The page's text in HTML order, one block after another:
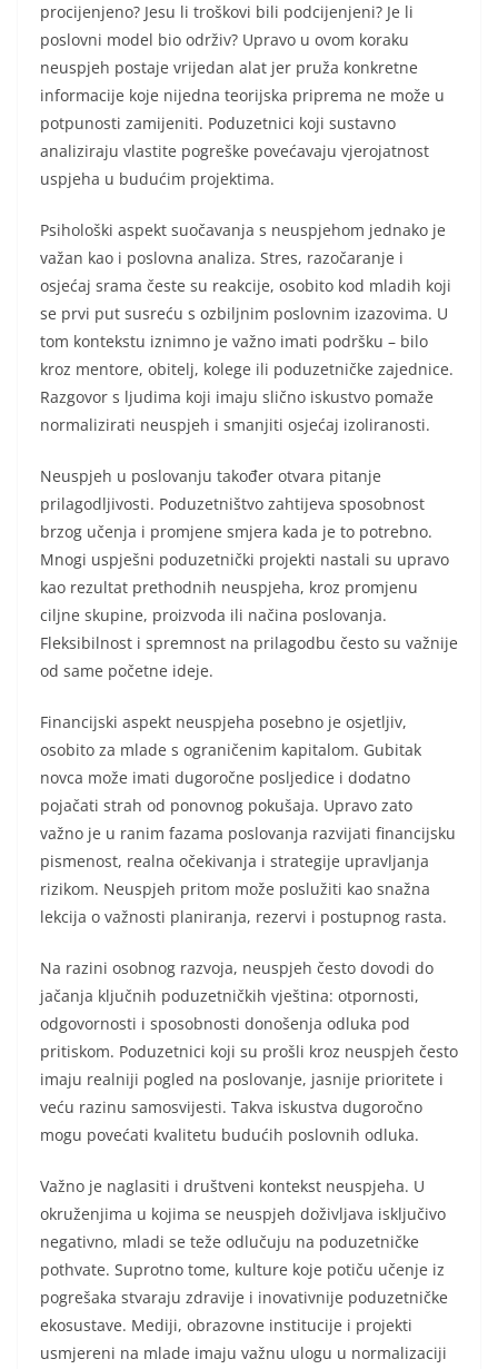
procijenjeno? Jesu li troškovi bili podcijenjeni? Je li
poslovni model bio održiv? Upravo u ovom koraku
neuspjeh postaje vrijedan alat jer pruža konkretne
informacije koje nijedna teorijska priprema ne može u
potpunosti zamijeniti. Poduzetnici koji sustavno
analiziraju vlastite pogreške povećavaju vjerojatnost
uspjeha u budućim projektima.
Psihološki aspekt suočavanja s neuspjehom jednako je
važan kao i poslovna analiza. Stres, razočaranje i
osjećaj srama česte su reakcije, osobito kod mladih koji
se prvi put susreću s ozbiljnim poslovnim izazovima. U
tom kontekstu iznimno je važno imati podršku – bilo
kroz mentore, obitelj, kolege ili poduzetničke zajednice.
Razgovor s ljudima koji imaju slično iskustvo pomaže
normalizirati neuspjeh i smanjiti osjećaj izoliranosti.
Neuspjeh u poslovanju također otvara pitanje
prilagodljivosti. Poduzetništvo zahtijeva sposobnost
brzog učenja i promjene smjera kada je to potrebno.
Mnogi uspješni poduzetnički projekti nastali su upravo
kao rezultat prethodnih neuspjeha, kroz promjenu
ciljne skupine, proizvoda ili načina poslovanja.
Fleksibilnost i spremnost na prilagodbu često su važnije
od same početne ideje.
Financijski aspekt neuspjeha posebno je osjetljiv,
osobito za mlade s ograničenim kapitalom. Gubitak
novca može imati dugoročne posljedice i dodatno
pojačati strah od ponovnog pokušaja. Upravo zato
važno je u ranim fazama poslovanja razvijati financijsku
pismenost, realna očekivanja i strategije upravljanja
rizikom. Neuspjeh pritom može poslužiti kao snažna
lekcija o važnosti planiranja, rezervi i postupnog rasta.
Na razini osobnog razvoja, neuspjeh često dovodi do
jačanja ključnih poduzetničkih vještina: otpornosti,
odgovornosti i sposobnosti donošenja odluka pod
pritiskom. Poduzetnici koji su prošli kroz neuspjeh često
imaju realniji pogled na poslovanje, jasnije prioritete i
veću razinu samosvijesti. Takva iskustva dugoročno
mogu povećati kvalitetu budućih poslovnih odluka.
Važno je naglasiti i društveni kontekst neuspjeha. U
okruženjima u kojima se neuspjeh doživljava isključivo
negativno, mladi se teže odlučuju na poduzetničke
pothvate. Suprotno tome, kulture koje potiču učenje iz
pogrešaka stvaraju zdravije i inovativnije poduzetničke
ekosustave. Mediji, obrazovne institucije i projekti
usmjereni na mlade imaju važnu ulogu u normalizaciji